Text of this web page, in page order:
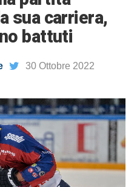
sua carriera,
battuti
30 Ottobre 2022